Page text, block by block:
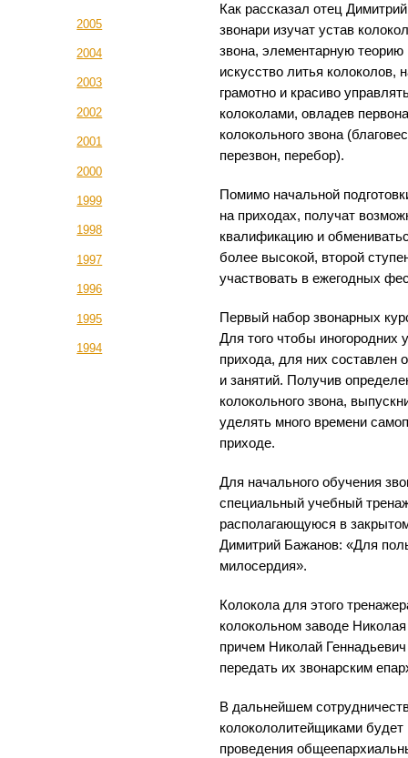
2005
2004
2003
2002
2001
2000
1999
1998
1997
1996
1995
1994
Как рассказал отец
звонари изучат устав
звона, элементарную теорию
искусство литья колоколов,
грамотно и красиво
колоколами, овладев
колокольного звона
перезвон, перебор).
Помимо начальной
на приходах, получат
квалификацию и
более высокой, второй
участвовать в ежегодных
Первый набор звонарных
Для того чтобы иногородних
прихода, для них составлен
и занятий. Получив
колокольного звона,
уделять много времени
приходе.
Для начального обучения
специальный учебный
располагающуюся в
Димитрий Бажанов: «Для
милосердия».
Колокола для этого
колокольном заводе
причем Николай
передать их звонарским
В дальнейшем
колокололитейщиками
проведения